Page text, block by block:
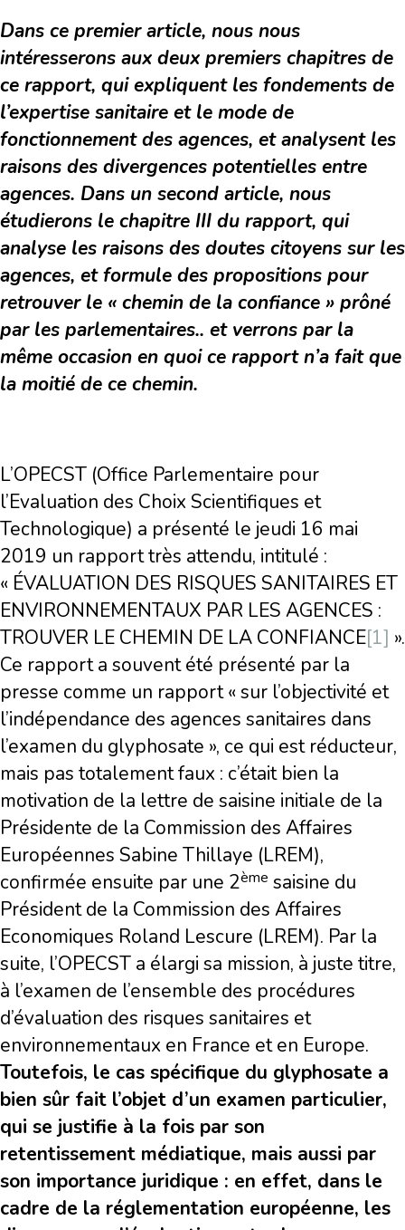
Dans ce premier article, nous nous
intéresserons aux deux premiers chapitres de
ce rapport, qui expliquent les fondements de
l’expertise sanitaire et le mode de
fonctionnement des agences, et analysent les
raisons des divergences potentielles entre
agences. Dans un second article, nous
étudierons le chapitre III du rapport, qui
analyse les raisons des doutes citoyens sur les
agences, et formule des propositions pour
retrouver le « chemin de la confiance » prôné
par les parlementaires.. et verrons par la
même occasion en quoi ce rapport n’a fait que
la moitié de ce chemin.
L’OPECST (Office Parlementaire pour
l’Evaluation des Choix Scientifiques et
Technologique) a présenté le jeudi 16 mai
2019 un rapport très attendu, intitulé :
« ÉVALUATION DES RISQUES SANITAIRES ET
ENVIRONNEMENTAUX PAR LES AGENCES :
TROUVER LE CHEMIN DE LA CONFIANCE[1] ».
Ce rapport a souvent été présenté par la
presse comme un rapport « sur l’objectivité et
l’indépendance des agences sanitaires dans
l’examen du glyphosate », ce qui est réducteur,
mais pas totalement faux : c’était bien la
motivation de la lettre de saisine initiale de la
Présidente de la Commission des Affaires
Européennes Sabine Thillaye (LREM),
confirmée ensuite par une 2ème saisine du
Président de la Commission des Affaires
Economiques Roland Lescure (LREM). Par la
suite, l’OPECST a élargi sa mission, à juste titre,
à l’examen de l’ensemble des procédures
d’évaluation des risques sanitaires et
environnementaux en France et en Europe.
Toutefois, le cas spécifique du glyphosate a
bien sûr fait l’objet d’un examen particulier,
qui se justifie à la fois par son
retentissement médiatique, mais aussi par
son importance juridique : en effet, dans le
cadre de la réglementation européenne, les